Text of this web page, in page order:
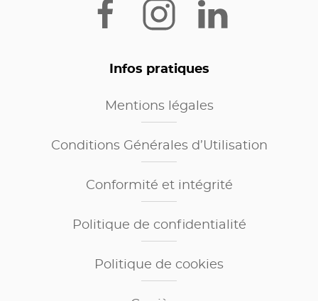
Infos pratiques
Mentions légales
Conditions Générales d’Utilisation
Conformité et intégrité
Politique de confidentialité
Politique de cookies